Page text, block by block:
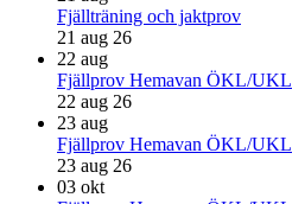
Fjällträning och jaktprov
21 aug 26
22 aug
Fjällprov Hemavan ÖKL/UKL
22 aug 26
23 aug
Fjällprov Hemavan ÖKL/UKL
23 aug 26
03 okt